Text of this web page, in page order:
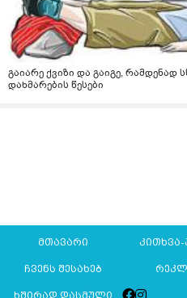
გაიარე ქვიზი და გაიგე,
დახმარების წესები
მთავარი კითხვა-
ჩვენს შესახებ
ხშირად დასმული